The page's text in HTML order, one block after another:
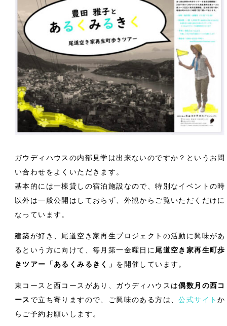
ガウディハウスの内部見学は出来ないのですか？というお問
い合わせをよくいただきます。
基本的には一棟貸しの宿泊施設なので、特別なイベントの時
以外は一般公開はしておらず、外観からご覧いただくだけに
なっています。
建築が好き、尾道空き家再生プロジェクトの活動に興味があ
るという方に向けて、毎月第一金曜日に 尾道空き家再生町歩
きツアー「あるくみるきく」 を開催しています。
東コースと西コースがあり、ガウディハウスは偶数月の西コ
ース で立ち寄りますので、ご興味のある方は、公式サイトか
らご予約お願いします。